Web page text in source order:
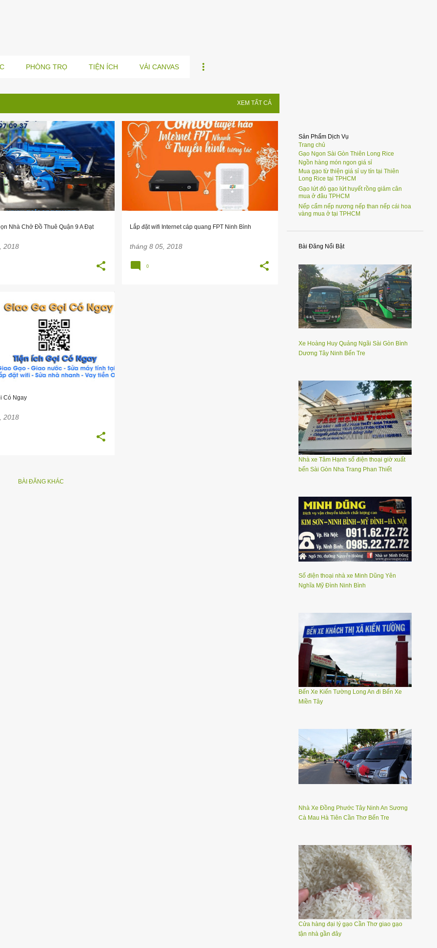
PHÒNG TRỌ TIỆN ÍCH VẢI CANVAS
XEM TẤT CẢ
Nhà Chở Đồ Thuê Quận 9 A Đạt
2018
QUẬN 9
Lắp đặt wifi Internet cáp quang FPT Ninh Bình
tháng 8 05, 2018
LẮP INTERNET NINH BÌNH
LẮP WIFI NINH BÌNH
0
Có Ngay
2018
+1
BÀI ĐĂNG KHÁC
Sản Phẩm Dịch Vụ
Trang chủ
Gạo Ngon Sài Gòn Thiên Long Rice
Ngồn hàng món ngon giá sỉ
Mua gạo từ thiện giá sỉ uy tín tại Thiên
Long Rice tại TPHCM
Gạo lứt đỏ gạo lứt huyết rồng giảm cân
mua ở đâu TPHCM
Nếp cẩm nếp nương nếp than nếp cái hoa
vàng mua ở tại TPHCM
Bài Đăng Nổi Bật
Xe Hoàng Huy Quảng Ngãi Sài Gòn Bình
Dương Tây Ninh Bến Tre
Nhà xe Tâm Hạnh số điện thoại giờ xuất
bến Sài Gòn Nha Trang Phan Thiết
Số điện thoại nhà xe Minh Dũng Yên
Nghĩa Mỹ Đình Ninh Bình
Bến Xe Kiến Tường Long An đi Bến Xe
Miền Tây
Nhà Xe Đồng Phước Tây Ninh An Sương
Cà Mau Hà Tiên Cần Thơ Bến Tre
Cửa hàng đại lý gạo Cần Thơ giao gạo
tận nhà gần đây